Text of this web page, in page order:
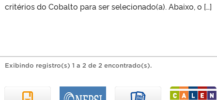
critérios do Cobalto para ser selecionado(a). Abaixo, o […]
Exibindo registro(s) 1 a 2 de 2 encontrado(s).